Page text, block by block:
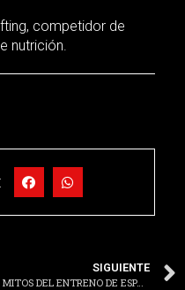
competidor de
nutrición.
SIGUIENTE
10 MITOS DEL ENTRENO DE ESPALDA